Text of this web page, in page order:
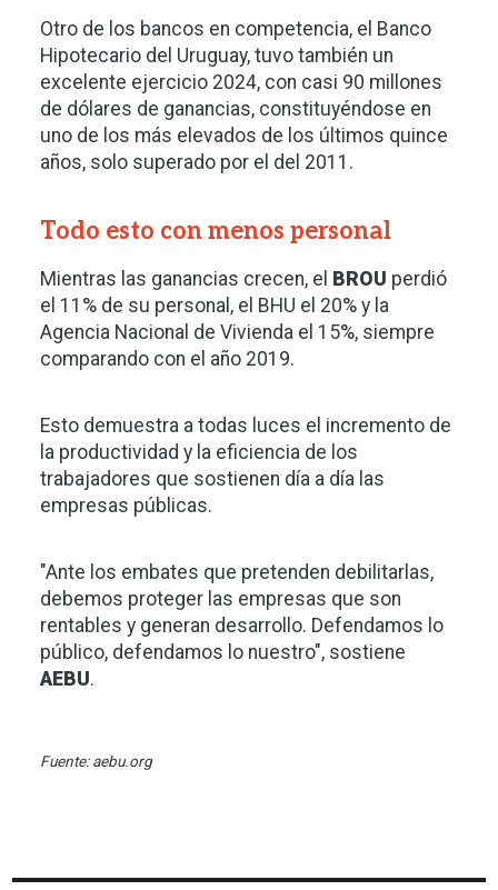
Otro de los bancos en competencia, el Banco
Hipotecario del Uruguay, tuvo también un
excelente ejercicio 2024, con casi 90 millones
de dólares de ganancias, constituyéndose en
uno de los más elevados de los últimos quince
años, solo superado por el del 2011.
Todo esto con menos personal
Mientras las ganancias crecen, el BROU perdió
el 11% de su personal, el BHU el 20% y la
Agencia Nacional de Vivienda el 15%, siempre
comparando con el año 2019.
Esto demuestra a todas luces el incremento de
la productividad y la eficiencia de los
trabajadores que sostienen día a día las
empresas públicas.
"Ante los embates que pretenden debilitarlas,
debemos proteger las empresas que son
rentables y generan desarrollo. Defendamos lo
público, defendamos lo nuestro", sostiene
AEBU.
Fuente: aebu.org